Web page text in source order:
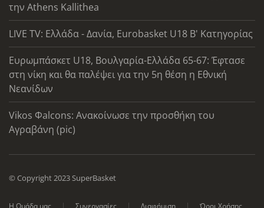
την Athens Kallithea
LIVE TV: Ελλάδα - Δανία, Eurobasket U18 Β' Κατηγορίας
Ευρωμπάσκετ U18, Βουλγαρία-Ελλάδα 65-67: Έφτασε
στη νίκη και θα παλέψει για την 5η θέση η Εθνική
Νεανίδων
Vikos Φalcons: Ανακοίνωσε την προσθήκη του
Αγραβάνη (pic)
© Copyright 2023 SuperBasket
Η Ομάδα μας Συνεργασίες Διαφήμιση Όροι Χρήσης